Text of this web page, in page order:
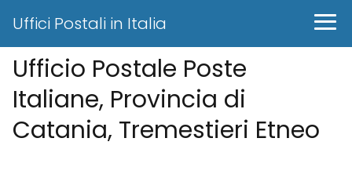
Uffici Postali in Italia
Ufficio Postale Poste
Italiane, Provincia di
Catania, Tremestieri Etneo